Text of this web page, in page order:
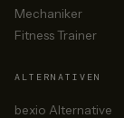
Mechaniker
Fitness Trainer
ALTERNATIVEN
bexio Alternative